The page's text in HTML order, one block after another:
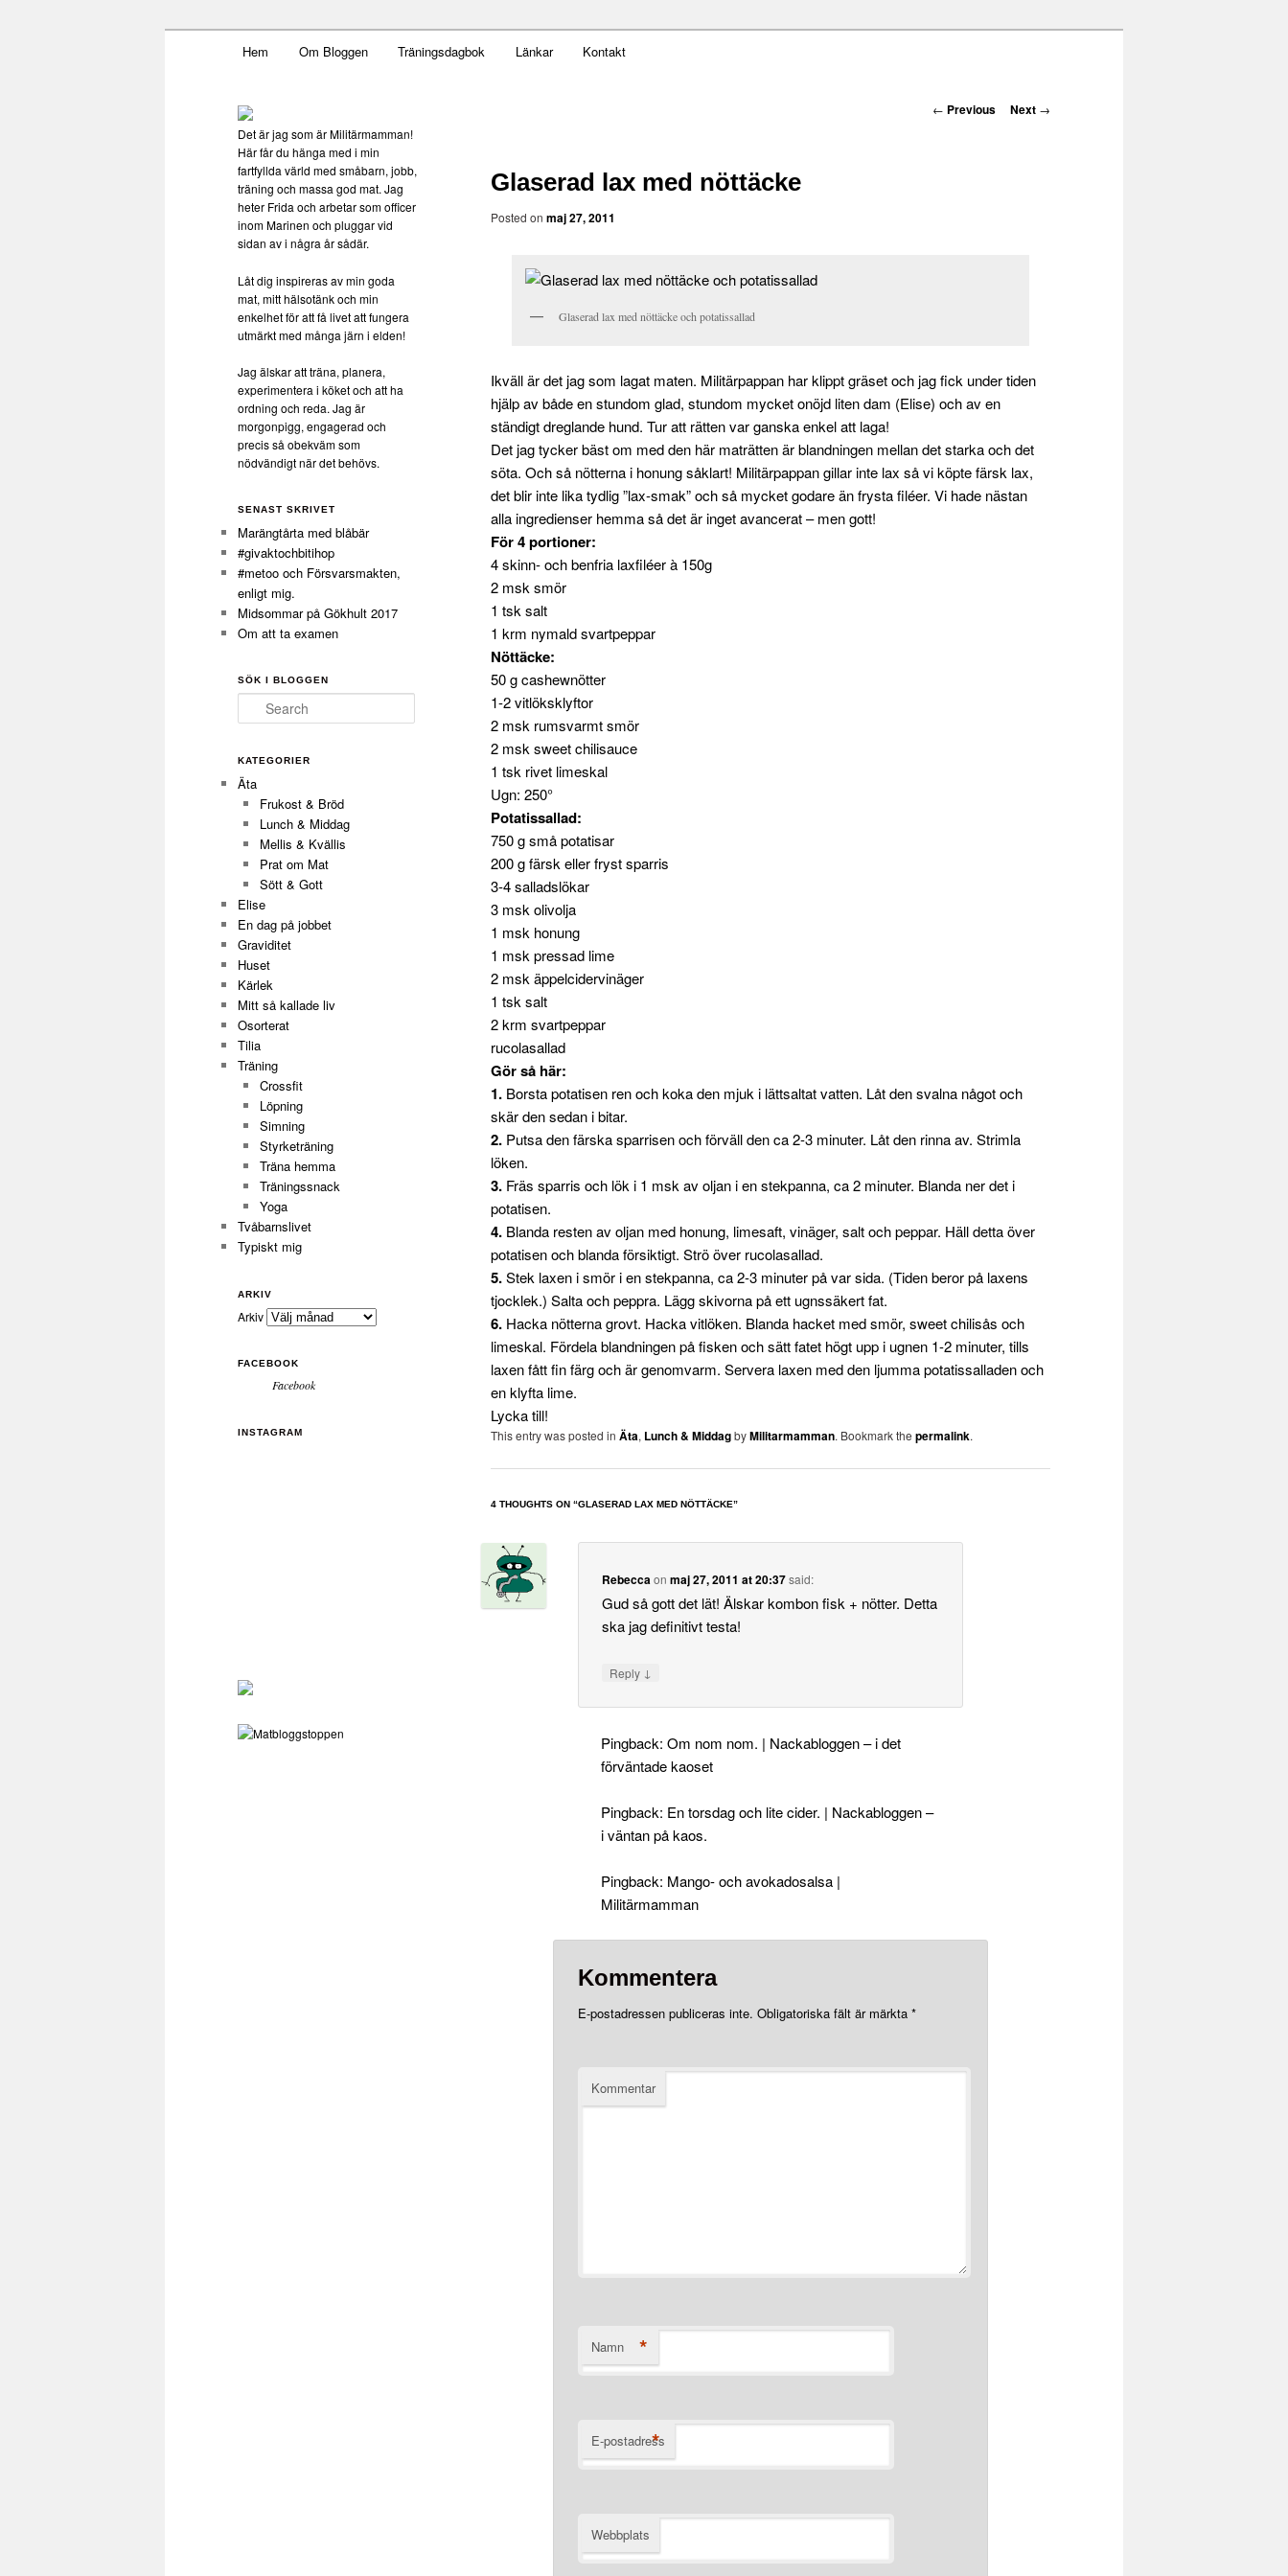
Militärmamman
Skip to primary content
Hem Om Bloggen Träningsdagbok Länkar Kontakt
Post navigation
← Previous Next →
Glaserad lax med nöttäcke
Posted on maj 27, 2011
Glaserad lax med nöttäcke och potatissallad
Ikväll är det jag som lagat maten. Militärpappan har klippt gräset och jag fick under tiden
hjälp av både en stundom glad, stundom mycket onöjd liten dam (Elise) och av en
ständigt dreglande hund. Tur att rätten var ganska enkel att laga!
Det jag tycker bäst om med den här maträtten är blandningen mellan det starka och det
söta. Och så nötterna i honung såklart! Militärpappan gillar inte lax så vi köpte färsk lax,
det blir inte lika tydlig ”lax-smak” och så mycket godare än frysta filéer. Vi hade nästan
alla ingredienser hemma så det är inget avancerat – men gott!
För 4 portioner:
4 skinn- och benfria laxfiléer à 150g
2 msk smör
1 tsk salt
1 krm nymald svartpeppar
Nöttäcke:
50 g cashewnötter
1-2 vitlöksklyftor
2 msk rumsvarmt smör
2 msk sweet chilisauce
1 tsk rivet limeskal
Ugn: 250°
Potatissallad:
750 g små potatisar
200 g färsk eller fryst sparris
3-4 salladslökar
3 msk olivolja
1 msk honung
1 msk pressad lime
2 msk äppelcidervinäger
1 tsk salt
2 krm svartpeppar
rucolasallad
Gör så här:
1. Borsta potatisen ren och koka den mjuk i lättsaltat vatten. Låt den svalna något och
skär den sedan i bitar.
2. Putsa den färska sparrisen och förväll den ca 2-3 minuter. Låt den rinna av. Strimla
löken.
3. Fräs sparris och lök i 1 msk av oljan i en stekpanna, ca 2 minuter. Blanda ner det i
potatisen.
4. Blanda resten av oljan med honung, limesaft, vinäger, salt och peppar. Häll detta över
potatisen och blanda försiktigt. Strö över rucolasallad.
5.Stek laxen i smör i en stekpanna, ca 2-3 minuter på var sida. (Tiden beror på laxens
tjocklek.) Salta och peppra. Lägg skivorna på ett ugnssäkert fat.
6. Hacka nötterna grovt. Hacka vitlöken. Blanda hacket med smör, sweet chilisås och
limeskal. Fördela blandningen på fisken och sätt fatet högt upp i ugnen 1-2 minuter, tills
laxen fått fin färg och är genomvarm. Servera laxen med den ljumma potatissalladen och
en klyfta lime.
Lycka till!
This entry was posted in Äta, Lunch & MiddagbyMilitarmamman. Bookmark the permalink.
4 THOUGHTS ON “GLASERAD LAX MED NÖTTÄCKE”
Rebeccaonmaj 27, 2011 at 20:37said:
Gud så gott det lät! Älskar kombon fisk + nötter. Detta
ska jag definitivt testa!
Reply ↓
Pingback:Om nom nom. | Nackabloggen – i det
förväntade kaoset
Pingback: En torsdag och lite cider. | Nackabloggen –
i väntan på kaos.
Pingback: Mango- och avokadosalsa |
Militärmamman
Kommentera
E-postadressen publiceras inte. Obligatoriska fält är märkta *
Kommentar
Namn *
E-postadress
*
Webbplats
Det är jag som är Militärmamman!
Här får du hänga med i min
fartfyllda värld med småbarn, jobb,
träning och massa god mat. Jag
heter Frida och arbetar som officer
inom Marinen och pluggar vid
sidan av i några år sådär.
Låt dig inspireras av min goda
mat, mitt hälsotänk och min
enkelhet för att få livet att fungera
utmärkt med många järn i elden!
Jag älskar att träna, planera,
experimentera i köket och att ha
ordning och reda. Jag är
morgonpigg, engagerad och
precis så obekväm som
nödvändigt när det behövs.
SENAST SKRIVET
Marängtårta med blåbär
#givaktochbitihop
#metoo och Försvarsmakten,
enligt mig.
Midsommar på Gökhult 2017
Om att ta examen
SÖK I BLOGGEN
Search
KATEGORIER
Äta
Frukost & Bröd
Lunch & Middag
Mellis & Kvällis
Prat om Mat
Sött & Gott
Elise
En dag på jobbet
Graviditet
Huset
Kärlek
Mitt så kallade liv
Osorterat
Tilia
Träning
Crossfit
Löpning
Simning
Styrketräning
Träna hemma
Träningssnack
Yoga
Tvåbarnslivet
Typiskt mig
ARKIV
Arkiv
FACEBOOK
Facebook
INSTAGRAM